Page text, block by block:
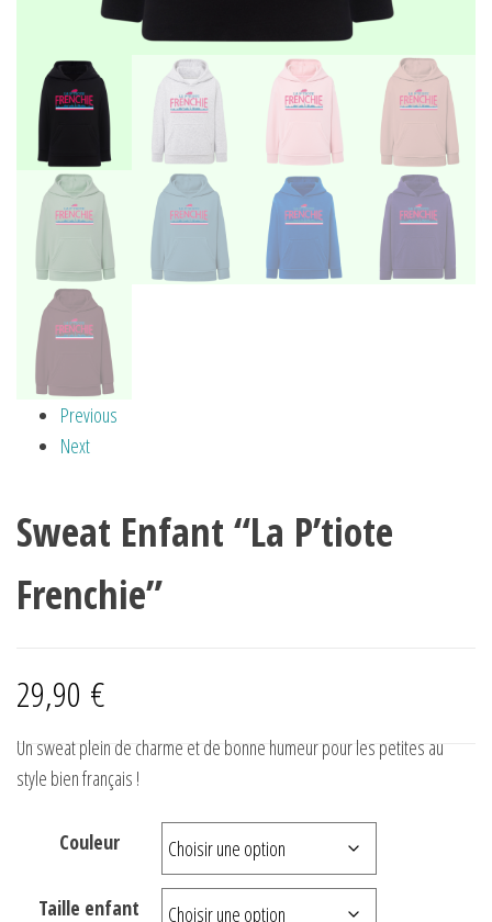
Previous
Next
Sweat Enfant “La P’tiote
Frenchie”
29,90 €
Un sweat plein de charme et de bonne humeur pour les petites au
style bien français !
Couleur
Taille enfant